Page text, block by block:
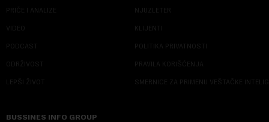
PRIČE I ANALIZE
VIDEO
PODCAST
ODRŽIVOST
LEPŠI ŽIVOT
NJUZLETER
KLIJENTI
POLITIKA PRIVATNOSTI
PRAVILA KORIŠĆENJA
SMERNICE ZA PRIMENU VEŠTAČKE
BUSSINES INFO GROUP